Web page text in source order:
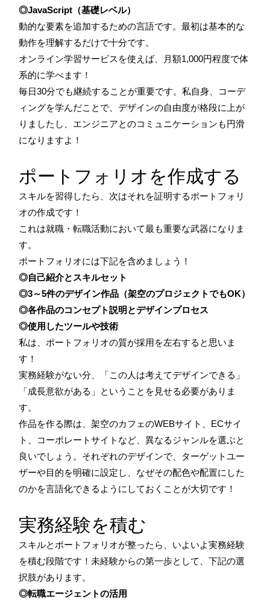
◎JavaScript（基礎レベル）
動的な要素を追加するための言語です。最初は基本的な
動作を理解するだけで十分です。
オンライン学習サービスを使えば、月額1,000円程度で体
系的に学べます！
毎日30分でも継続することが重要です。私自身、コーデ
ィングを学んだことで、デザインの自由度が格段に上が
りましたし、エンジニアとのコミュニケーションも円滑
になりますよ！
ポートフォリオを作成する
スキルを習得したら、次はそれを証明するポートフォリ
オの作成です！
これは就職・転職活動において最も重要な武器になりま
す。
ポートフォリオには下記を含めましょう！
◎自己紹介とスキルセット
◎3～5件のデザイン作品（架空のプロジェクトでもOK）
◎各作品のコンセプト説明とデザインプロセス
◎使用したツールや技術
私は、ポートフォリオの質が採用を左右すると思いま
す！
実務経験がない分、「この人は考えてデザインできる」
「成長意欲がある」ということを見せる必要がありま
す。
作品を作る際は、架空のカフェのWEBサイト、ECサイ
ト、コーポレートサイトなど、異なるジャンルを選ぶと
良いでしょう。それぞれのデザインで、ターゲットユー
ザーや目的を明確に設定し、なぜその配色や配置にした
のかを言語化できるようにしておくことが大切です！
実務経験を積む
スキルとポートフォリオが整ったら、いよいよ実務経験
を積む段階です！未経験からの第一歩として、下記の選
択肢があります。
◎転職エージェントの活用